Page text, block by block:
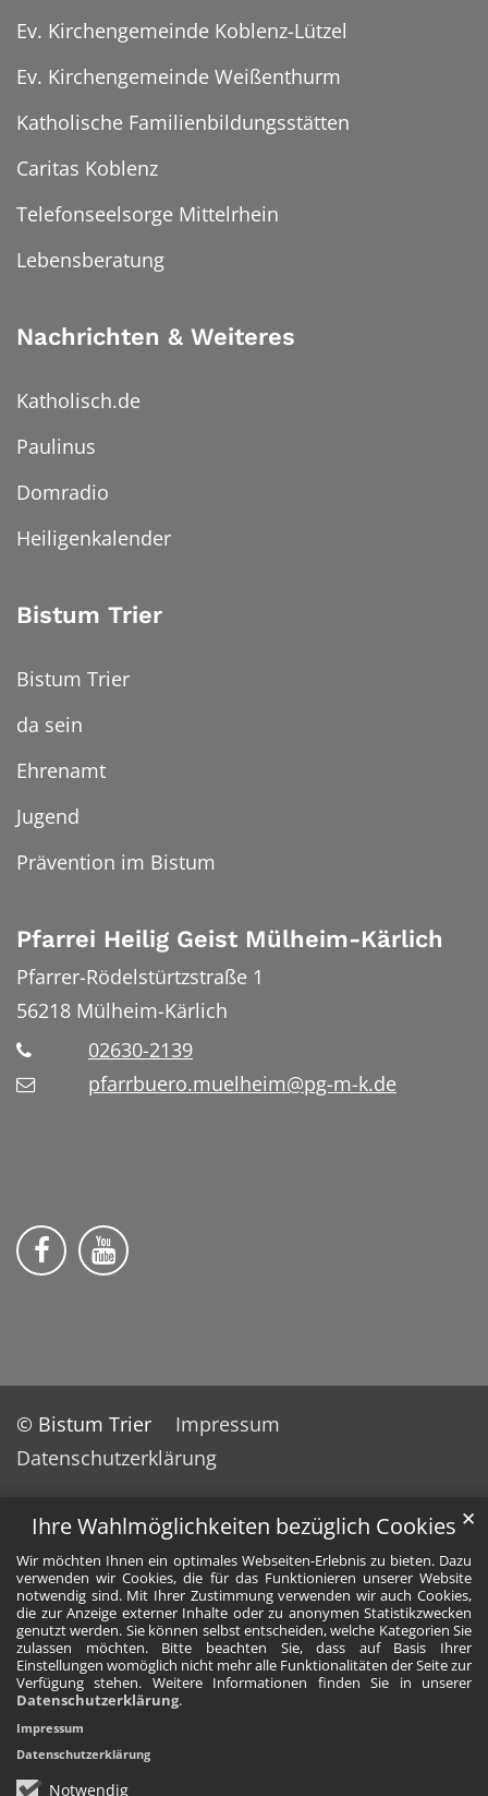
Ihre Wahlmöglichkeiten bezüglich Cookies
Wir möchten Ihnen ein optimales Webseiten-Erlebnis zu bieten. Dazu
verwenden wir Cookies, die für das Funktionieren unserer Website
notwendig sind. Mit Ihrer Zustimmung verwenden wir auch Cookies,
die zur Anzeige externer Inhalte oder zu anonymen Statistikzwecken
genutzt werden. Sie können selbst entscheiden, welche Kategorien Sie
zulassen möchten. Bitte beachten Sie, dass auf Basis Ihrer
Einstellungen womöglich nicht mehr alle Funktionalitäten der Seite zur
Verfügung stehen. Weitere Informationen finden Sie in unserer
Datenschutzerklärung.
Notwendig
✕
Impressum
Datenschutzerklärung
Ev. Kirchengemeinde Koblenz-Lützel
Ev. Kirchengemeinde Weißenthurm
Katholische Familienbildungsstätten
Caritas Koblenz
Telefonseelsorge Mittelrhein
Lebensberatung
Nachrichten & Weiteres
Katholisch.de
Paulinus
Domradio
Heiligenkalender
Bistum Trier
Bistum Trier
da sein
Ehrenamt
Jugend
Prävention im Bistum
Pfarrei Heilig Geist Mülheim-Kärlich
Pfarrer-Rödelstürtzstraße 1
56218 Mülheim-Kärlich
02630-2139
pfarrbuero.muelheim@pg-m-k.de
Wir auf Facebook
Wir auf YouTube
© Bistum Trier
Impressum
Datenschutzerklärung